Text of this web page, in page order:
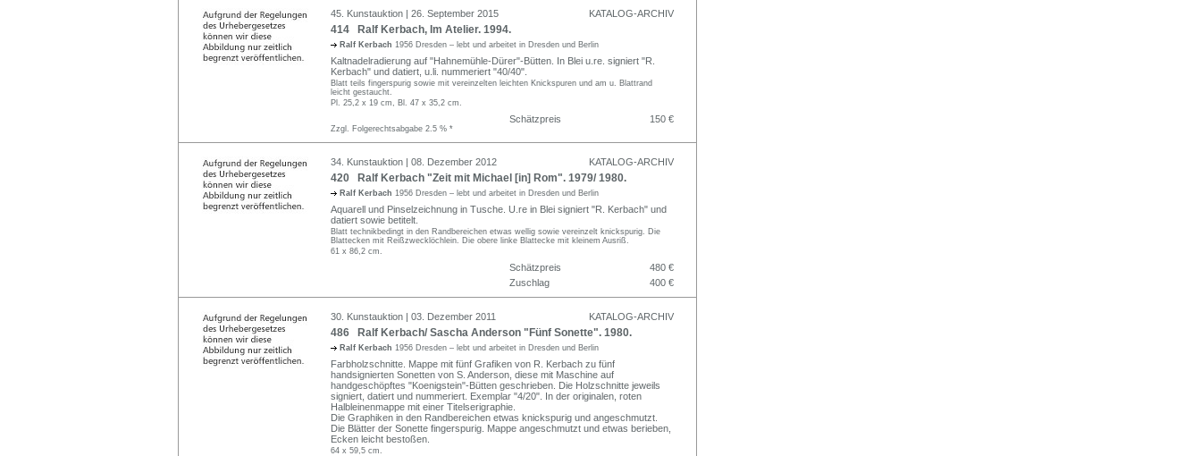
45. Kunstauktion | 26. September 2015 KATALOG-ARCHIV
414 Ralf Kerbach, Im Atelier. 1994.
Ralf Kerbach 1956 Dresden – lebt und arbeitet in Dresden und Berlin
Kaltnadelradierung auf "Hahnemühle-Dürer"-Bütten. In Blei u.re. signiert "R.
Kerbach" und datiert, u.li. nummeriert "40/40".
Blatt teils fingerspurig sowie mit vereinzelten leichten Knickspuren und am u. Blattrand
leicht gestaucht.
Pl. 25,2 x 19 cm, Bl. 47 x 35,2 cm.
Schätzpreis 150 €
Zzgl. Folgerechtsabgabe 2.5 % *
34. Kunstauktion | 08. Dezember 2012 KATALOG-ARCHIV
420 Ralf Kerbach "Zeit mit Michael [in] Rom". 1979/ 1980.
Ralf Kerbach 1956 Dresden – lebt und arbeitet in Dresden und Berlin
Aquarell und Pinselzeichnung in Tusche. U.re in Blei signiert "R. Kerbach" und
datiert sowie betitelt.
Blatt technikbedingt in den Randbereichen etwas wellig sowie vereinzelt knickspurig. Die
Blattecken mit Reißzwecklöchlein. Die obere linke Blattecke mit kleinem Ausriß.
61 x 86,2 cm.
Schätzpreis
480 €
Zuschlag
400 €
30. Kunstauktion | 03. Dezember 2011 KATALOG-ARCHIV
486 Ralf Kerbach/ Sascha Anderson "Fünf Sonette". 1980.
Ralf Kerbach 1956 Dresden – lebt und arbeitet in Dresden und Berlin
Farbholzschnitte. Mappe mit fünf Grafiken von R. Kerbach zu fünf
handsignierten Sonetten von S. Anderson, diese mit Maschine auf
handgeschöpftes "Koenigstein"-Bütten geschrieben. Die Holzschnitte jeweils
signiert, datiert und nummeriert. Exemplar "4/20". In der originalen, roten
Halbleinenmappe mit einer Titelserigraphie.
Die Graphiken in den Randbereichen etwas knickspurig und angeschmutzt.
Die Blätter der Sonette fingerspurig. Mappe angeschmutzt und etwas berieben,
Ecken leicht bestoßen.
64 x 59,5 cm.